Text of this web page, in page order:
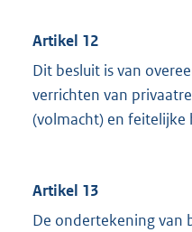
Artikel 12
Dit besluit is van
verrichten van
(volmacht) en feitelijke
Artikel 13
De ondertekening van